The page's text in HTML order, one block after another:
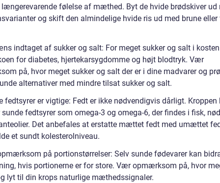
længerevarende følelse af mæthed. Byt de hvide brødskiver ud
og skift den almindelige hvide ris ud med brune eller
indtaget af sukker og salt: For meget sukker og salt i
for diabetes, hjertekarsygdomme og højt blodtryk. Vær
på, hvor meget sukker og salt der er i dine madvarer og
alternativer med mindre tilsat sukker og salt.
fedtsyrer er vigtige: Fedt er ikke nødvendigvis dårligt. Kroppen
fedtsyrer som omega-3 og omega-6, der findes i fisk,
Det anbefales at erstatte mættet fedt med umættet
et sundt kolesterolniveau.
på portionstørrelser: Selv sunde fødevarer kan
hvis portionerne er for store. Vær opmærksom på, hvor
lyt til din krops naturlige mæthedssignaler.